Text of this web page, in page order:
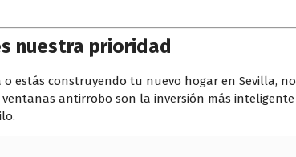
nuestra prioridad
estás construyendo tu nuevo hogar en Sevilla, no
antirrobo son la inversión más inteligente